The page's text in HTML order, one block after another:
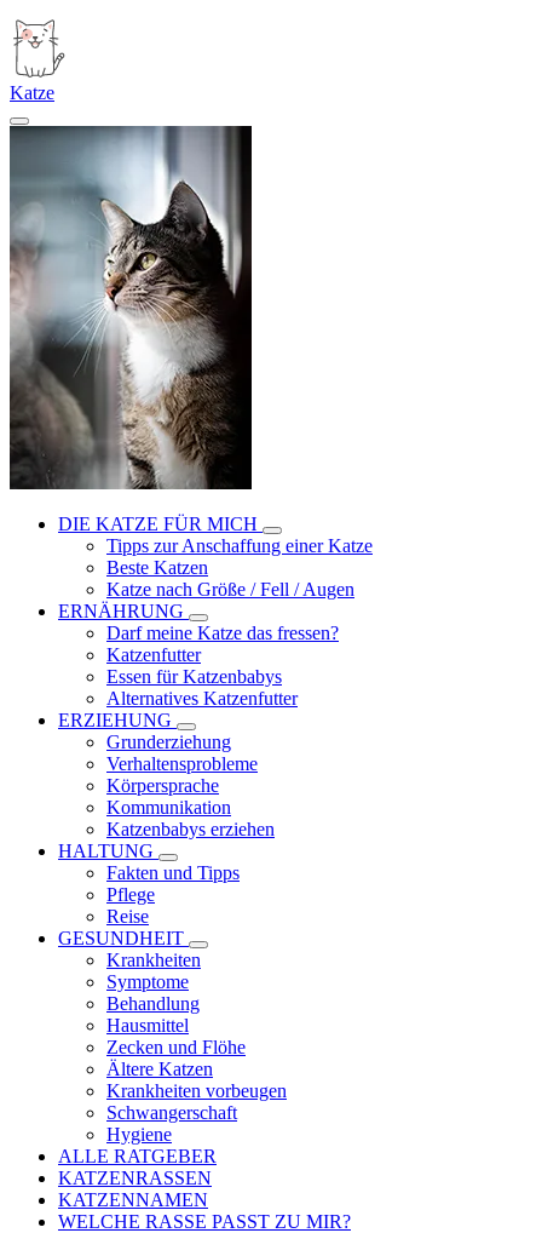
Katze
DIE KATZE FÜR MICH
Tipps zur Anschaffung einer Katze
Beste Katzen
Katze nach Größe / Fell / Augen
ERNÄHRUNG
Darf meine Katze das fressen?
Katzenfutter
Essen für Katzenbabys
Alternatives Katzenfutter
ERZIEHUNG
Grunderziehung
Verhaltensprobleme
Körpersprache
Kommunikation
Katzenbabys erziehen
HALTUNG
Fakten und Tipps
Pflege
Reise
GESUNDHEIT
Krankheiten
Symptome
Behandlung
Hausmittel
Zecken und Flöhe
Ältere Katzen
Krankheiten vorbeugen
Schwangerschaft
Hygiene
ALLE RATGEBER
KATZENRASSEN
KATZENNAMEN
WELCHE RASSE PASST ZU MIR?